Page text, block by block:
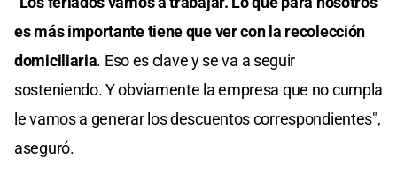
es más importante tiene que ver con la recolección
domiciliaria. Eso es clave y se va a seguir
sosteniendo. Y obviamente la empresa que no cumpla
le vamos a generar los descuentos correspondientes",
aseguró.